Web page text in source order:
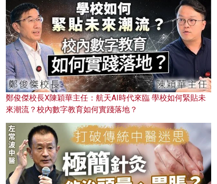
鄭俊傑校長X陳穎華主任：航天AI時代來臨 學校如何緊貼未
來潮流？校內數字教育如何實踐落地？